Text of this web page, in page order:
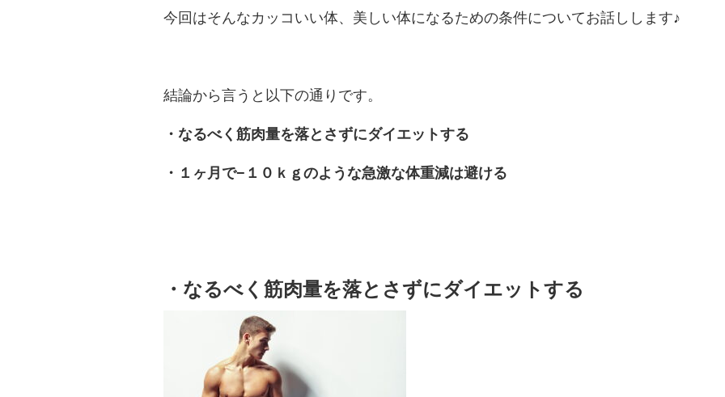
今回はそんなカッコいい体、美しい体になるための条件についてお話しします♪
結論から言うと以下の通りです。
・なるべく筋肉量を落とさずにダイエットする
・１ヶ月で−１０ｋｇのような急激な体重減は避ける
・なるべく筋肉量を落とさずにダイエットする